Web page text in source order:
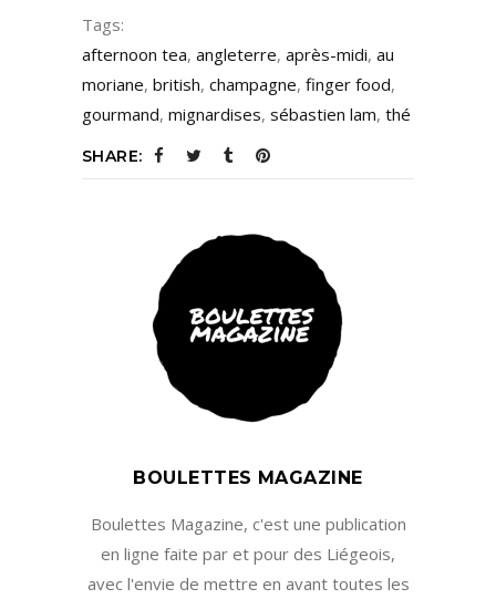
Tags:
afternoon tea, angleterre, après-midi, au
moriane, british, champagne, finger food,
gourmand, mignardises, sébastien lam, thé
SHARE:
BOULETTES MAGAZINE
Boulettes Magazine, c'est une publication
en ligne faite par et pour des Liégeois,
avec l'envie de mettre en avant toutes les